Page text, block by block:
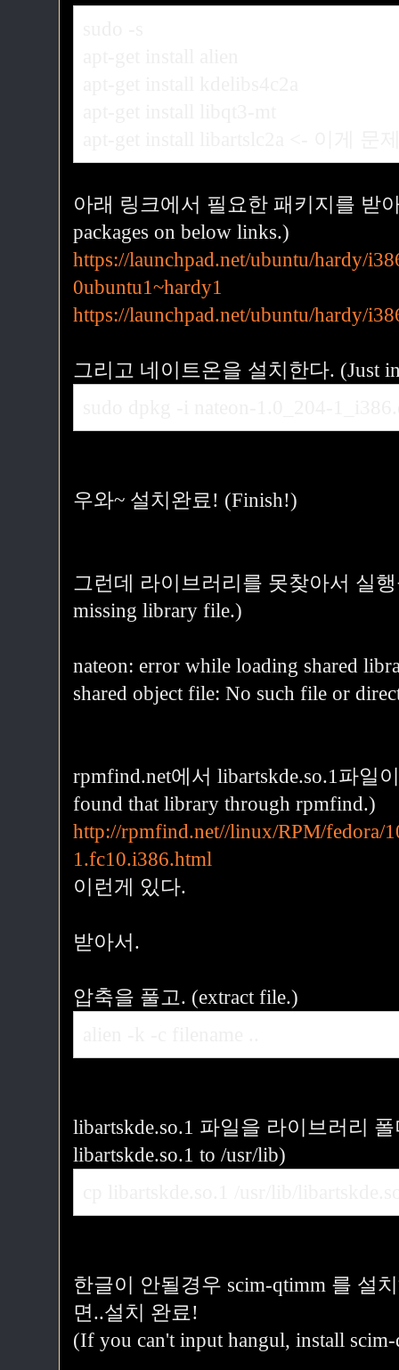
아래 링크에서 필요한 패키지를 받
packages on below links.)
https://launchpad.net/ubuntu/hardy/
0ubuntu1~hardy1
https://launchpad.net/ubuntu/hardy/
그리고 네이트온을 설치한다. (Just
우와~ 설치완료! (Finish!)
그런데 라이브러리를 못찾아서 실행
missing library file.)
nateon: error while loading shared
shared object file: No such file or
rpmfind.net에서 libartskde.so.1파
found that library through rpmfind.)
http://rpmfind.net//linux/RPM/fedora/
1.fc10.i386.html
이런게 있다.
받아서.
압축을 풀고. (extract file.)
libartskde.so.1 파일을 라이브러리
libartskde.so.1 to /usr/lib)
한글이 안될경우 scim-qtimm 를 설
면..설치 완료!
(If you can't input hangul, install